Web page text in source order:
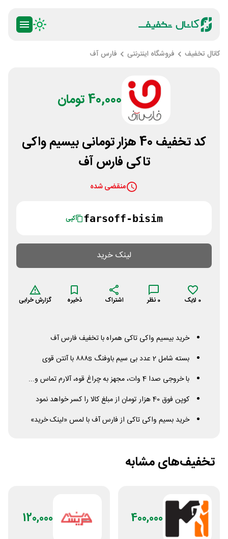
کانال تخفیف فروشگاه اینترنتی فارس آف
40,000 تومان
کد تخفیف 40 هزار تومانی بیسیم واکی
تاکی فارس آف
منقضی شده
farsoff-bisim کپی
لینک خرید
0 لایک 0 نظر اشتراک ذخیره گزارش خرابی
خرید بیسیم واکی تاکی همراه با تخفیف فارس آف
بسته شامل 2 عدد بی سیم باوفنگ ۸۸۸s با آنتن قوی
با خروجی صدا 4 وات، مجهز به چراغ قوه، آلارم تماس و...
کوپن فوق 40 هزار تومان از مبلغ کالا را کسر خواهد نمود
خرید بسیم واکی تاکی از فارس آف با لمس «لینک خرید»
تخفیف‌های مشابه
400,000
120,000